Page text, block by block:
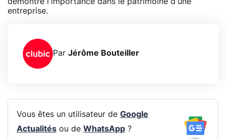
entreprise.
Par Jérôme Bouteiller
Vous êtes un utilisateur de Google
Actualitésou de WhatsApp?